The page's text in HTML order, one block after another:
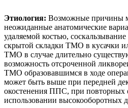
Этиология: Возможные причины
неожиданные анатомические
удаляемой костью,
скрытой складки ТМО в кусачки
ТМО в случае длительно
возможность отсроченной
ТМО образовавшимся в ходе
может быть выше при передней
окостенения ППС, при повторных
использовании высокооборотных